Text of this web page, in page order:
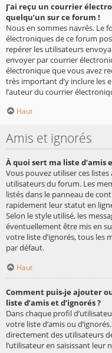
J’ai reçu un courrier
quelqu’un sur ce forum !
Nous en sommes navrés. Le
électroniques de ce forum
repérer les utilisateurs
envoyer par courrier
électronique que vous avez
très important d’y inclure les
l’auteur du courrier
Haut
Amis et ignorés
À quoi sert ma liste d’amis
Vous pouvez utiliser ces
utilisateurs du forum. Les
listés dans le panneau de
rapidement leur statut en
Selon le style utilisé, les
éventuellement être mis en
votre liste d’ignorés, tous les
par défaut.
Haut
Comment puis-je ajouter
liste d’amis et d’ignorés ?
Dans chaque profil
votre liste d’amis ou
directement des utilisateurs
l’utilisateur en saisissant leur